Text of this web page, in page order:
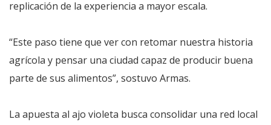
replicación de la experiencia a mayor escala.
“Este paso tiene que ver con retomar nuestra historia
agrícola y pensar una ciudad capaz de producir buena
parte de sus alimentos”, sostuvo Armas.
La apuesta al ajo violeta busca consolidar una red local